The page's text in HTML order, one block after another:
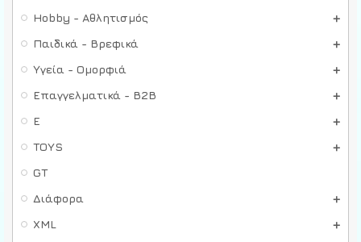
Hobby - Αθλητισμός
Παιδικά - Βρεφικά
Υγεία - Ομορφιά
Επαγγελματικά - B2B
E
TOYS
GT
Διάφορα
XML